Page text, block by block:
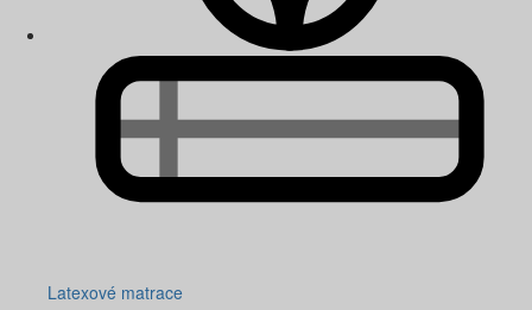
Latexové matrace